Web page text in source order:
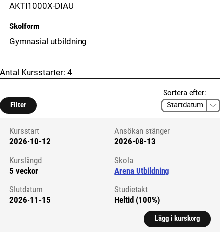
AKTI1000X-DIAU
Skolform
Gymnasial utbildning
Antal Kursstarter: 4
Filter
Sortera efter:
Kursstart 5759400
Kursstart
2026-10-12
Ansökan stänger
2026-08-13
Kurslängd
5 veckor
Skola
Arena Utbildning
Slutdatum
2026-11-15
Studietakt
Heltid (100%)
Lägg i kurskorg